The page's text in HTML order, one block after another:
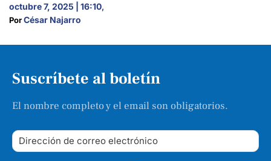
octubre 7, 2025 | 16:10,
Por César Najarro
Suscríbete al boletín
El nombre completo y el email son obligatorios.